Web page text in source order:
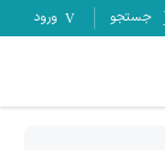
جستجو ورود